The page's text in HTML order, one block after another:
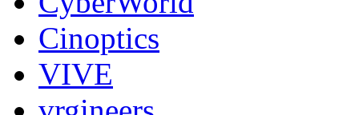
Cinoptics
VIVE